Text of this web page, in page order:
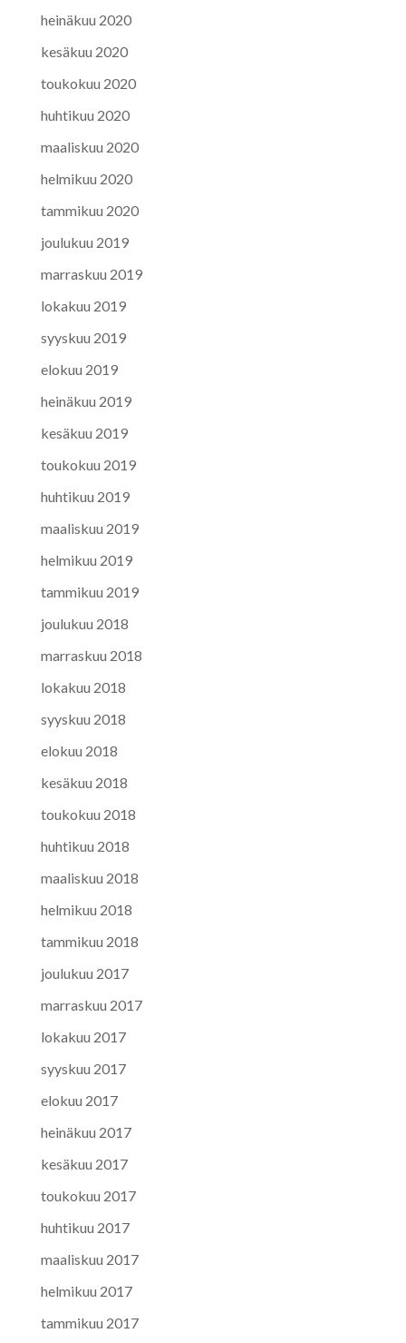
heinäkuu 2020
kesäkuu 2020
toukokuu 2020
huhtikuu 2020
maaliskuu 2020
helmikuu 2020
tammikuu 2020
joulukuu 2019
marraskuu 2019
lokakuu 2019
syyskuu 2019
elokuu 2019
heinäkuu 2019
kesäkuu 2019
toukokuu 2019
huhtikuu 2019
maaliskuu 2019
helmikuu 2019
tammikuu 2019
joulukuu 2018
marraskuu 2018
lokakuu 2018
syyskuu 2018
elokuu 2018
kesäkuu 2018
toukokuu 2018
huhtikuu 2018
maaliskuu 2018
helmikuu 2018
tammikuu 2018
joulukuu 2017
marraskuu 2017
lokakuu 2017
syyskuu 2017
elokuu 2017
heinäkuu 2017
kesäkuu 2017
toukokuu 2017
huhtikuu 2017
maaliskuu 2017
helmikuu 2017
tammikuu 2017